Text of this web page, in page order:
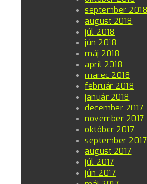
september 2018
august 2018
júl 2018
jún 2018
máj 2018
apríl 2018
marec 2018
február 2018
január 2018
december 2017
november 2017
október 2017
september 2017
august 2017
júl 2017
jún 2017